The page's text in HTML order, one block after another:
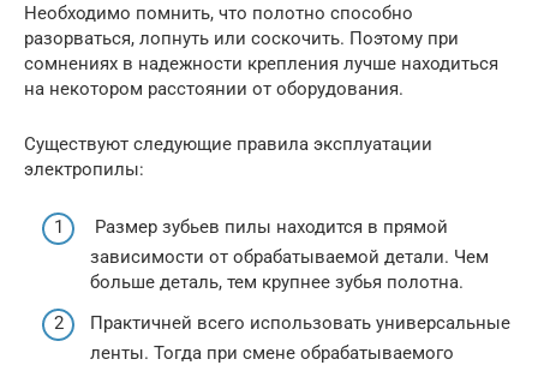
Необходимо помнить, что полотно способно
разорваться, лопнуть или соскочить. Поэтому при
сомнениях в надежности крепления лучше находиться
на некотором расстоянии от оборудования.
Существуют следующие правила эксплуатации
электропилы:
Размер зубьев пилы находится в прямой
зависимости от обрабатываемой детали. Чем
больше деталь, тем крупнее зубья полотна.
Практичней всего использовать универсальные
ленты. Тогда при смене обрабатываемого